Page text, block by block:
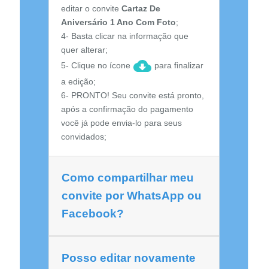
editar o convite Cartaz De
Aniversário 1 Ano Com Foto;
4- Basta clicar na informação que
quer alterar;
5- Clique no ícone
para finalizar
a edição;
6- PRONTO! Seu convite está pronto,
após a confirmação do pagamento
você já pode envia-lo para seus
convidados;
Como compartilhar meu
convite por WhatsApp ou
Facebook?
Posso editar novamente